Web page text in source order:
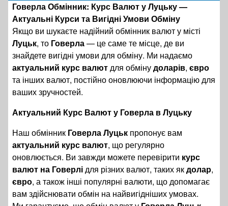
Говерла Обмінник: Курс Валют у Луцьку —
Актуальні Курси та Вигідні Умови Обміну
Якщо ви шукаєте надійний обмінник валют у місті
Луцьк, то Говерла— це саме те місце, де ви
знайдете вигідні умови для обміну. Ми надаємо
актуальний курс валютдля обмінудоларів, євро
та інших валют, постійно оновлюючи інформацію для
ваших зручностей.
Актуальний Курс Валют у Говерла в Луцьку
Наш обмінник Говерла Луцьк пропонує вам
актуальний курс валют, що регулярно
оновлюється. Ви завжди можете перевірити курс
валют на Говерлідля різних валют, таких якдолар,
євро, а також інші популярні валюти, що допомагає
вам здійснювати обмін на найвигідніших умовах.